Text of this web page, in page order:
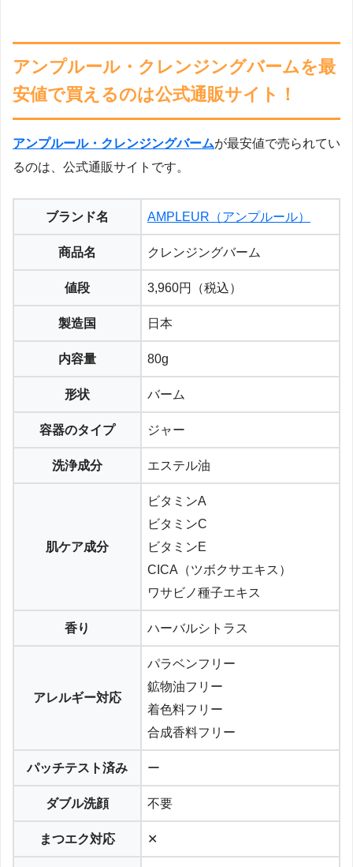
アンプルール・クレンジングバームを最
安値で買えるのは公式通販サイト！
アンプルール・クレンジングバームが最安値で売られてい
るのは、公式通販サイトです。
ブランド名 AMPLEUR（アンプルール）
商品名 クレンジングバーム
値段 3,960円（税込）
製造国 日本
内容量 80g
形状 バーム
容器のタイプ ジャー
洗浄成分 エステル油
肌ケア成分
ビタミンA
ビタミンC
ビタミンE
CICA（ツボクサエキス）
ワサビノ種子エキス
香り ハーバルシトラス
アレルギー対応
パラベンフリー
鉱物油フリー
着色料フリー
合成香料フリー
パッチテスト済み ー
ダブル洗顔 不要
まつエク対応 ✕